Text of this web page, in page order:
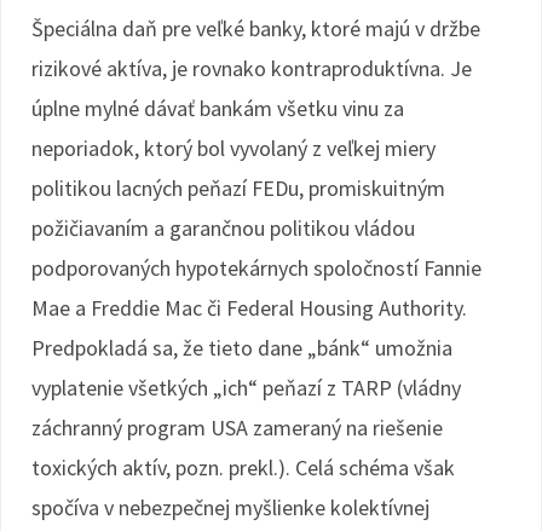
Špeciálna daň pre veľké banky, ktoré majú v držbe
rizikové aktíva, je rovnako kontraproduktívna. Je
úplne mylné dávať bankám všetku vinu za
neporiadok, ktorý bol vyvolaný z veľkej miery
politikou lacných peňazí FEDu, promiskuitným
požičiavaním a garančnou politikou vládou
podporovaných hypotekárnych spoločností Fannie
Mae a Freddie Mac či Federal Housing Authority.
Predpokladá sa, že tieto dane „bánk“ umožnia
vyplatenie všetkých „ich“ peňazí z TARP (vládny
záchranný program USA zameraný na riešenie
toxických aktív, pozn. prekl.). Celá schéma však
spočíva v nebezpečnej myšlienke kolektívnej